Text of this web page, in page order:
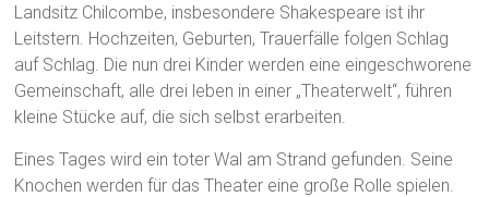
Landsitz Chilcombe, insbesondere Shakespeare ist ihr
Leitstern. Hochzeiten, Geburten, Trauerfälle folgen Schlag
auf Schlag. Die nun drei Kinder werden eine eingeschworene
Gemeinschaft, alle drei leben in einer „Theaterwelt“, führen
kleine Stücke auf, die sich selbst erarbeiten.
Eines Tages wird ein toter Wal am Strand gefunden. Seine
Knochen werden für das Theater eine große Rolle spielen.